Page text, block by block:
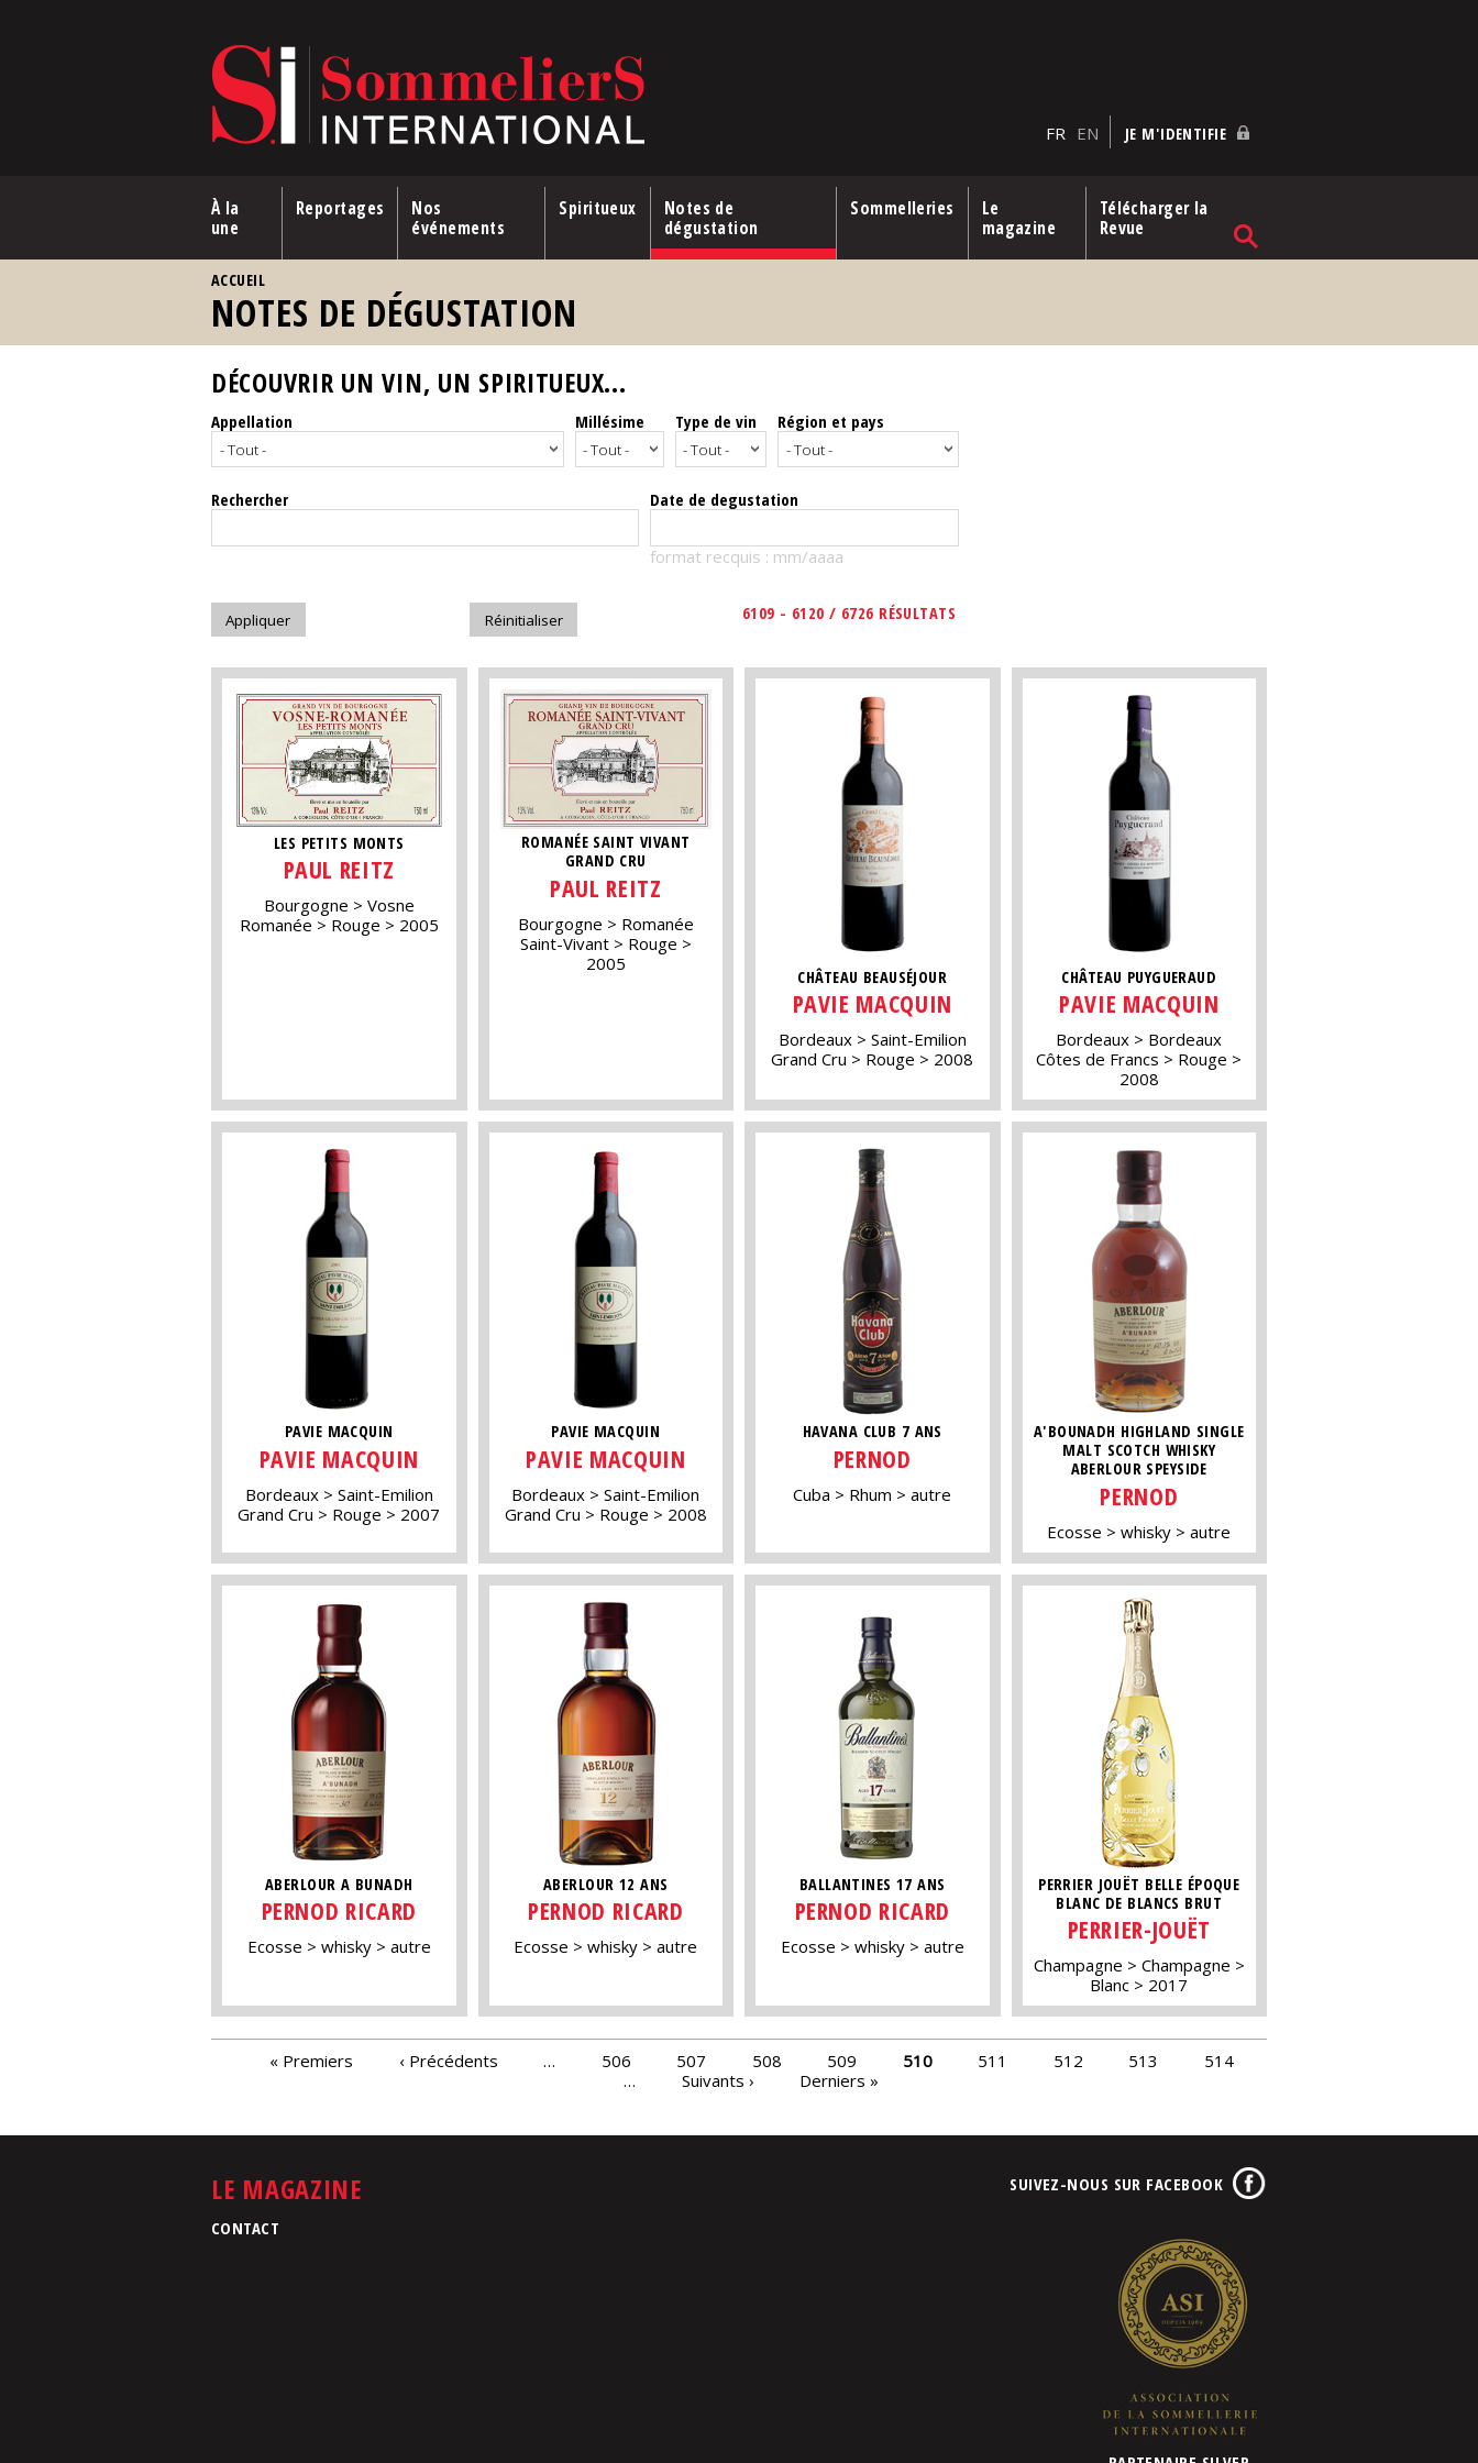
FR EN JE M'IDENTIFIE
À la
une
Reportages
Nos
événements
Spiritueux
Notes de
dégustation
Sommelleries
Le
magazine
Télécharger la
Revue
ACCUEIL
NOTES DE DÉGUSTATION
DÉCOUVRIR UN VIN, UN SPIRITUEUX...
Appellation Millésime Type de vin Région et pays
Rechercher Date de degustation
format recquis : mm/aaaa
6109 - 6120 / 6726 RÉSULTATS
LES PETITS MONTS
PAUL REITZ
Bourgogne
Vosne
Romanée
Rouge 2005
ROMANÉE SAINT VIVANT
GRAND CRU
PAUL REITZ
Bourgogne
Romanée
Saint-Vivant
Rouge
2005
CHÂTEAU BEAUSÉJOUR
PAVIE MACQUIN
Bordeaux
Saint-Emilion
Grand Cru
Rouge 2008
CHÂTEAU PUYGUERAUD
PAVIE MACQUIN
Bordeaux
Bordeaux
Côtes de Francs
Rouge
2008
PAVIE MACQUIN
PAVIE MACQUIN
Bordeaux
Saint-Emilion
Grand Cru
Rouge 2007
PAVIE MACQUIN
PAVIE MACQUIN
Bordeaux
Saint-Emilion
Grand Cru
Rouge 2008
HAVANA CLUB 7 ANS
PERNOD
Cuba Rhum autre
A'BOUNADH HIGHLAND SINGLE
MALT SCOTCH WHISKY
ABERLOUR SPEYSIDE
PERNOD
Ecosse whisky autre
ABERLOUR A BUNADH
PERNOD RICARD
Ecosse whisky autre
ABERLOUR 12 ANS
PERNOD RICARD
Ecosse whisky autre
BALLANTINES 17 ANS
PERNOD RICARD
Ecosse whisky autre
PERRIER JOUËT BELLE ÉPOQUE
BLANC DE BLANCS BRUT
PERRIER-JOUËT
Champagne
Champagne
Blanc
2017
PAGES« Premiers ‹ Précédents … 506 507 508 509 510 511 512 513
514
…
Suivants › Derniers »
LE MAGAZINE
CONTACT
SUIVEZ-NOUS SUR FACEBOOK